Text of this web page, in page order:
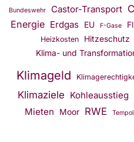
Bundeswehr Castor-Transport
Energie Erdgas EU F-Gase
Heizkosten Hitzeschutz
Klima- und
Klimageld
Klimaziele Kohleausstieg
Mieten Moor RWE